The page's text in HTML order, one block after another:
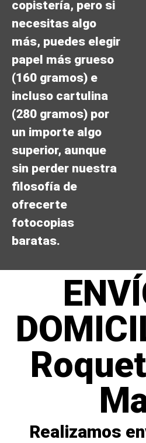
copistería, pero si
necesitas algo
más, puedes elegir
papel más grueso
(160 gramos) e
incluso cartulina
(280 gramos) por
un importe algo
superior, aunque
sin perder nuestra
filosofía de
ofrecerte
fotocopias
baratas.
Realizamos